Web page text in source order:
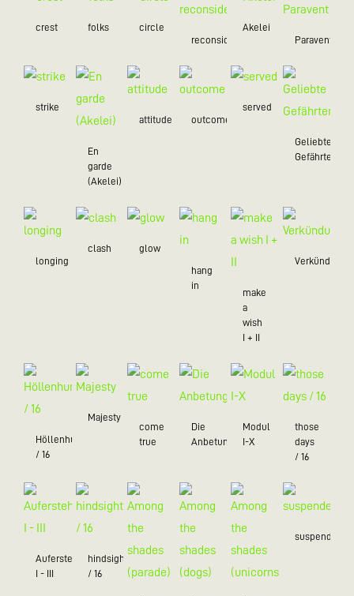
crest folks
circle
reconsider
Akelei
Paravent
strike
En
garde
(Akelei)
attitude outcome
served
Geliebte
Gefährten
longing
clash glow
hang
in
make
a
wish
I + II
Verkündung
Höllenhund
/ 16
Majesty
come
true
Die
Anbetung
Modul
I-X
those
days
/ 16
Auferstehung
I - III
hindsight
/ 16
suspended